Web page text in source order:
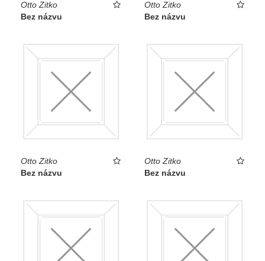
Otto Zitko
Bez názvu
Otto Zitko
Bez názvu
Otto Zitko
Bez názvu
Otto Zitko
Bez názvu